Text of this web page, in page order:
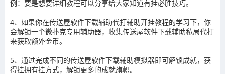
例：要是想要详细教程可以分享给大家知道有挂必胜技巧。
4、如果你在传送屋软件下载辅助代打辅助开挂教程的学习下，你
会解锁一个微扑克专用辅助器，收集传送屋软件下载辅助私局代打
来获取额外金币。
5、通过完成不同的传送屋软件下载辅助模拟器即可解锁成就，获
得挂拥有挂方式，解锁更多的成就旗帜。